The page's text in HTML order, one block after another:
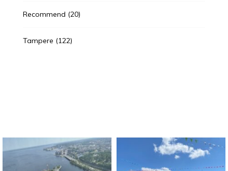
Recommend (20)
Tampere (122)